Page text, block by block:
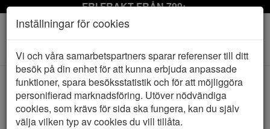
FRI FRAKT FRÅN 799:-
Toggle
navigation
HEM NAME IT
Inställningar för cookies
Vi och våra samarbetspartners sparar referenser till ditt
besök på din enhet för att kunna erbjuda anpassade
funktioner, spara besöksstatistik och för att möjliggöra
personifierad marknadsföring. Utöver nödvändiga
cookies, som krävs för sida ska fungera, kan du själv
välja vilken typ av cookies du vill tillåta.